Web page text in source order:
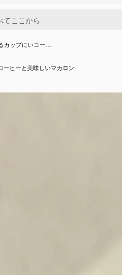
カップにいコー…
ーヒーと美味しいマカロン